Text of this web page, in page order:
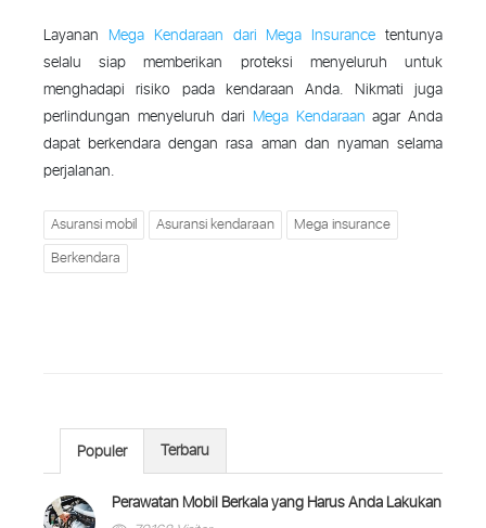
Layanan Mega Kendaraan dari Mega Insurance tentunya
selalu siap memberikan proteksi menyeluruh untuk
menghadapi risiko pada kendaraan Anda. Nikmati juga
perlindungan menyeluruh dari Mega Kendaraan agar Anda
dapat berkendara dengan rasa aman dan nyaman selama
perjalanan.
Asuransi mobil Asuransi kendaraan
Mega insurance
Berkendara
Populer Terbaru
Perawatan Mobil Berkala yang Harus Anda Lakukan